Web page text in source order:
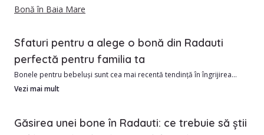
Bonă în Baia Mare
Sfaturi pentru a alege o bonă din Radauti
perfectă pentru familia ta
Bonele pentru bebeluși sunt cea mai recentă tendință în îngrijirea
copiilor.
În Radauti avem în momentul de față 10 bone verificate si calificate,
Vezi mai mult
Găsirea unei bone în Radauti: ce trebuie să știi